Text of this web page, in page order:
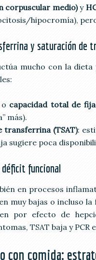
corpuscular medio)y
hipocromía),
y saturación de
mucho con la dieta
capacidad total de
más).
transferrina (TSAT):
sugiere poca
funcional
en procesos
muy bajas o incluso
por efecto de
TSAT baja y
con comida: